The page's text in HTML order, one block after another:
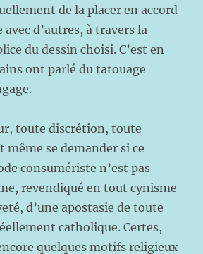
de la placer en accord
avec d’autres, à travers la
du dessin choisi. C’est en
ont parlé du tatouage
toute discrétion, toute
même se demander si ce
consumériste n’est pas
revendiqué en tout cynisme
d’une apostasie de toute
catholique. Certes,
quelques motifs religieux